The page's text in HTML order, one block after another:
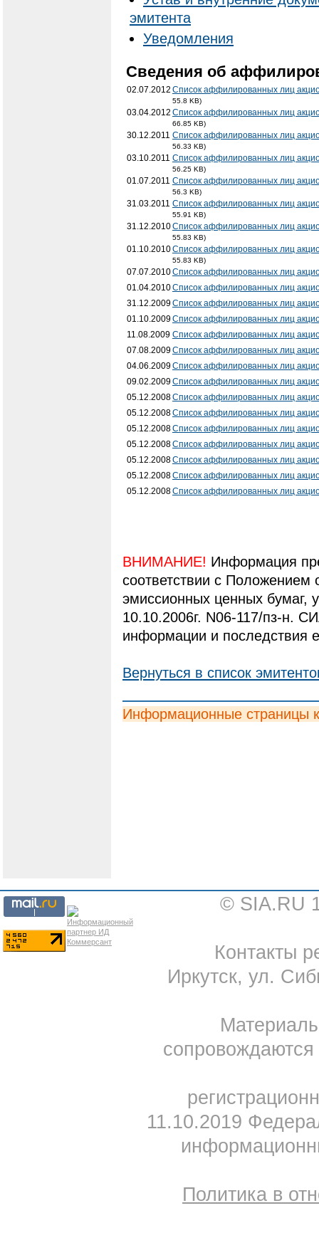
эмитента
Уведомления
Cведения об
02.07.2012 Список аффилированных лиц
55.8 KB)
03.04.2012 Список аффилированных лиц
66.85 KB)
30.12.2011 Список аффилированных лиц
56.33 KB)
03.10.2011 Список аффилированных лиц
56.25 KB)
01.07.2011 Список аффилированных лиц
56.3 KB)
31.03.2011 Список аффилированных лиц
55.91 KB)
31.12.2010Список аффилированных лиц
55.83 KB)
01.10.2010Список аффилированных лиц
55.83 KB)
07.07.2010Список аффилированных лиц
01.04.2010Список аффилированных лиц
31.12.2009Список аффилированных лиц
01.10.2009Список аффилированных лиц
11.08.2009 Список аффилированных лиц
07.08.2009Список аффилированных лиц
04.06.2009Список аффилированных лиц
09.02.2009Список аффилированных лиц
05.12.2008Список аффилированных лиц
05.12.2008Список аффилированных лиц
05.12.2008Список аффилированных лиц
05.12.2008Список аффилированных лиц
05.12.2008Список аффилированных лиц
05.12.2008Список аффилированных лиц
05.12.2008Список аффилированных лиц
ВНИМАНИЕ! Информация
соответствии с
эмиссионных ценных
10.10.2006г. N06-117/пз-н.
информации и последствия
Вернуться в список
Информационные страницы
© SIA.RU
Контакты
Иркутск, ул.
11.10.2019
Политика в